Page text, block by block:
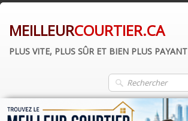
MEILLEURCOURTIER.CA
PLUS VITE, PLUS SÛR ET BIEN PLUS PAYANT